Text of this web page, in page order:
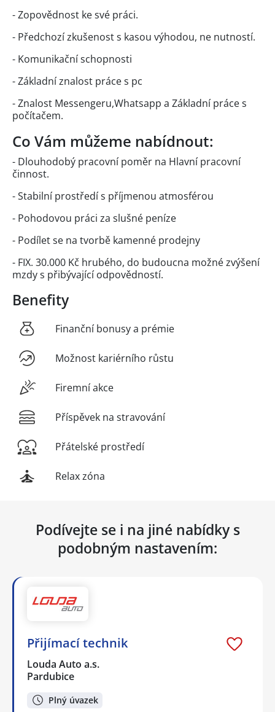
- Zopovědnost ke své práci.
- Předchozí zkušenost s kasou výhodou, ne nutností.
- Komunikační schopnosti
- Základní znalost práce s pc
- Znalost Messengeru,Whatsapp a Základní práce s
počítačem.
Co Vám můžeme nabídnout:
- Dlouhodobý pracovní poměr na Hlavní pracovní
činnost.
- Stabilní prostředí s příjmenou atmosférou
- Pohodovou práci za slušné peníze
- Podílet se na tvorbě kamenné prodejny
- FIX. 30.000 Kč hrubého, do budoucna možné zvýšení
mzdy s přibývající odpovědností.
Benefity
Finanční bonusy a prémie
Možnost kariérního růstu
Firemní akce
Příspěvek na stravování
Přátelské prostředí
Relax zóna
Podívejte se i na jiné nabídky s
podobným nastavením:
Přijímací technik
Louda Auto a.s.
Pardubice
Plný úvazek